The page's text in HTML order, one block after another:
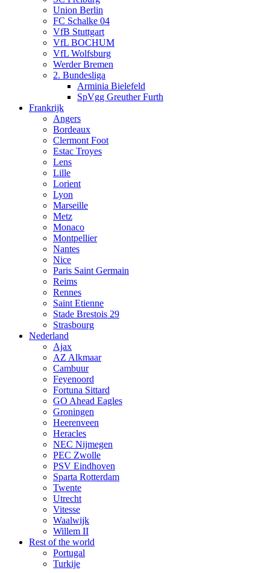
Union Berlin
FC Schalke 04
VfB Stuttgart
VfL BOCHUM
VfL Wolfsburg
Werder Bremen
2. Bundesliga
Arminia Bielefeld
SpVgg Greuther Furth
Frankrijk
Angers
Bordeaux
Clermont Foot
Estac Troyes
Lens
Lille
Lorient
Lyon
Marseille
Metz
Monaco
Montpellier
Nantes
Nice
Paris Saint Germain
Reims
Rennes
Saint Etienne
Stade Brestois 29
Strasbourg
Nederland
Ajax
AZ Alkmaar
Cambuur
Feyenoord
Fortuna Sittard
GO Ahead Eagles
Groningen
Heerenveen
Heracles
NEC Nijmegen
PEC Zwolle
PSV Eindhoven
Sparta Rotterdam
Twente
Utrecht
Vitesse
Waalwijk
Willem II
Rest of the world
Portugal
Turkije